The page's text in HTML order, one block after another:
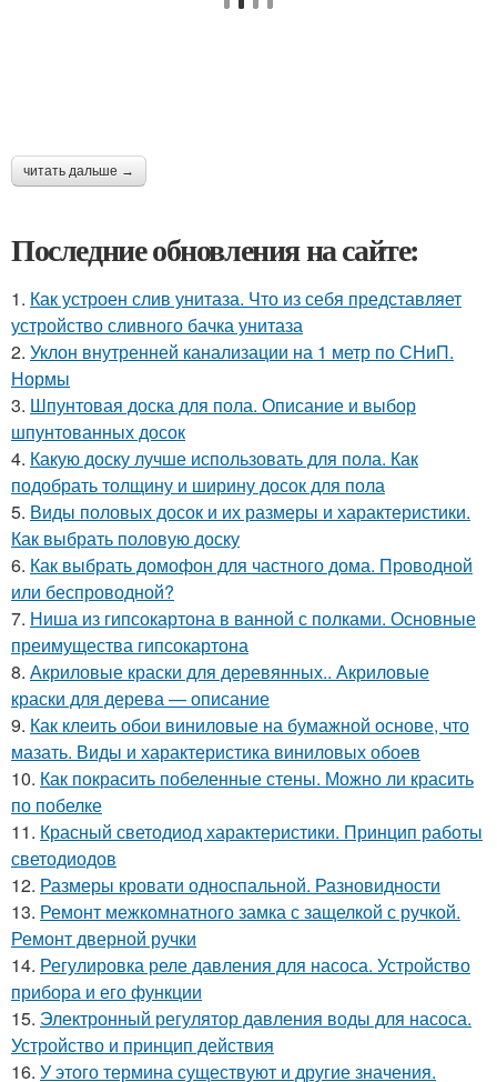
читать дальше →
Последние обновления на сайте:
1. Как устроен слив унитаза. Что из себя представляет
устройство сливного бачка унитаза
2. Уклон внутренней канализации на 1 метр по СНиП.
Нормы
3. Шпунтовая доска для пола. Описание и выбор
шпунтованных досок
4. Какую доску лучше использовать для пола. Как
подобрать толщину и ширину досок для пола
5. Виды половых досок и их размеры и характеристики.
Как выбрать половую доску
6. Как выбрать домофон для частного дома. Проводной
или беспроводной?
7. Ниша из гипсокартона в ванной с полками. Основные
преимущества гипсокартона
8. Акриловые краски для деревянных.. Акриловые
краски для дерева — описание
9. Как клеить обои виниловые на бумажной основе, что
мазать. Виды и характеристика виниловых обоев
10. Как покрасить побеленные стены. Можно ли красить
по побелке
11. Красный светодиод характеристики. Принцип работы
светодиодов
12. Размеры кровати односпальной. Разновидности
13. Ремонт межкомнатного замка с защелкой с ручкой.
Ремонт дверной ручки
14. Регулировка реле давления для насоса. Устройство
прибора и его функции
15. Электронный регулятор давления воды для насоса.
Устройство и принцип действия
16. У этого термина существуют и другие значения.